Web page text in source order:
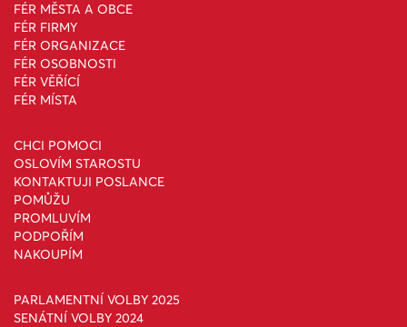
FÉR MĚSTA A OBCE
FÉR FIRMY
FÉR ORGANIZACE
FÉR OSOBNOSTI
FÉR VĚŘÍCÍ
FÉR MÍSTA
CHCI POMOCI
OSLOVÍM STAROSTU
KONTAKTUJI POSLANCE
POMŮŽU
PROMLUVÍM
PODPOŘÍM
NAKOUPÍM
PARLAMENTNÍ VOLBY 2025
SENÁTNÍ VOLBY 2024